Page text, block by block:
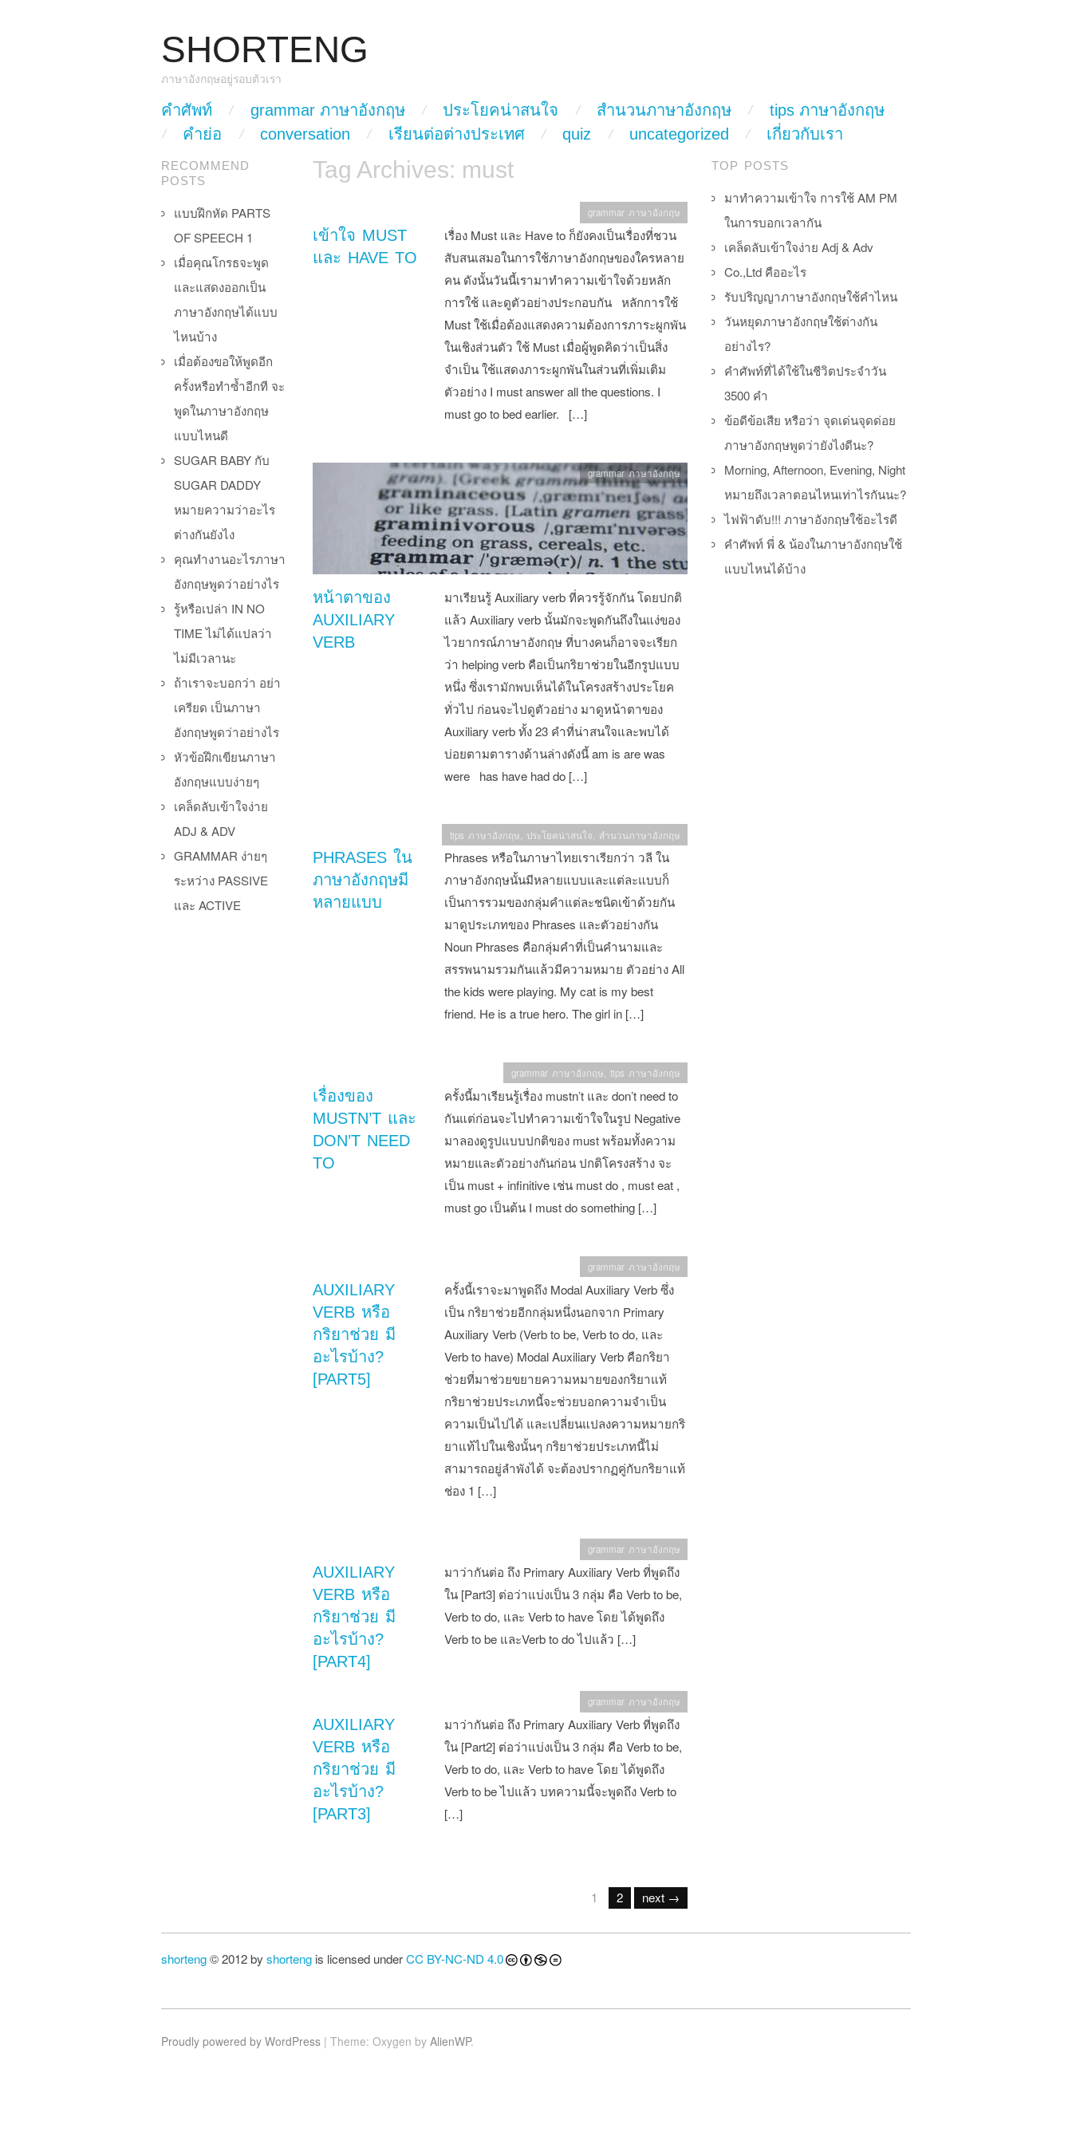
SHORTENG
ภาษาอังกฤษอยู่รอบตัวเรา
Main Menu
skip to content
คำศัพท์ grammar ภาษาอังกฤษ ประโยคน่าสนใจ สำนวนภาษาอังกฤษ
tips ภาษาอังกฤษ
คำย่อ
conversation เรียนต่อต่างประเทศ quiz uncategorized เกี่ยวกับเรา
Tag Archives: must
เข้าใจ MUST
และ HAVE TO
เรื่อง Must และ Have to ก็ยังคงเป็นเรื่องที่ชวน
สับสนเสมอในการใช้ภาษาอังกฤษของใครหลาย
คน ดังนั้นวันนี้เรามาทำความเข้าใจด้วยหลัก
การใช้ และดูตัวอย่างประกอบกัน หลักการใช้
Must ใช้เมื่อต้องแสดงความต้องการภาระผูกพัน
ในเชิงส่วนตัว ใช้ Must เมื่อผู้พูดคิดว่าเป็นสิ่ง
จำเป็น ใช้แสดงภาระผูกพันในส่วนที่เพิ่มเติม
ตัวอย่าง I must answer all the questions. I
must go to bed earlier. […]
grammar ภาษาอังกฤษ
หน้าตาของ
AUXILIARY
VERB
มาเรียนรู้ Auxiliary verb ที่ควรรู้จักกัน โดยปกติ
แล้ว Auxiliary verb นั้นมักจะพูดกันถึงในแง่ของ
ไวยากรณ์ภาษาอังกฤษ ที่บางคนก็อาจจะเรียก
ว่า helping verb คือเป็นกริยาช่วยในอีกรูปแบบ
หนึ่ง ซึ่งเรามักพบเห็นได้ในโครงสร้างประโยค
ทั่วไป ก่อนจะไปดูตัวอย่าง มาดูหน้าตาของ
Auxiliary verb ทั้ง 23 คำที่น่าสนใจและพบได้
บ่อยตามตารางด้านล่างดังนี้ am is are was
were has have had do […]
grammar ภาษาอังกฤษ
PHRASES ใน
ภาษาอังกฤษมี
หลายแบบ
Phrases หรือในภาษาไทยเราเรียกว่า วลี ใน
ภาษาอังกฤษนั้นมีหลายแบบและแต่ละแบบก็
เป็นการรวมของกลุ่มคำแต่ละชนิดเข้าด้วยกัน
มาดูประเภทของ Phrases และตัวอย่างกัน
Noun Phrases คือกลุ่มคำที่เป็นคำนามและ
สรรพนามรวมกันแล้วมีความหมาย ตัวอย่าง All
the kids were playing. My cat is my best
friend. He is a true hero. The girl in […]
tips ภาษาอังกฤษ ประโยคน่าสนใจ สำนวนภาษาอังกฤษ
เรื่องของ
MUSTN’T และ
DON’T NEED
TO
ครั้งนี้มาเรียนรู้เรื่อง mustn’t และ don’t need to
กันแต่ก่อนจะไปทำความเข้าใจในรูป Negative
มาลองดูรูปแบบปกติของ must พร้อมทั้งความ
หมายและตัวอย่างกันก่อน ปกติโครงสร้าง จะ
เป็น must + infinitive เช่น must do , must eat ,
must go เป็นต้น I must do something […]
grammar ภาษาอังกฤษ, tips ภาษาอังกฤษ
AUXILIARY
VERB หรือ
กริยาช่วย มี
อะไรบ้าง?
[PART5]
ครั้งนี้เราจะมาพูดถึง Modal Auxiliary Verb ซึ่ง
เป็น กริยาช่วยอีกกลุ่มหนึ่งนอกจาก Primary
Auxiliary Verb (Verb to be, Verb to do, และ
Verb to have) Modal Auxiliary Verb คือกริยา
ช่วยที่มาช่วยขยายความหมายของกริยาแท้
กริยาช่วยประเภทนี้จะช่วยบอกความจำเป็น
ความเป็นไปได้ และเปลี่ยนแปลงความหมายกริ
ยาแท้ไปในเชิงนั้นๆ กริยาช่วยประเภทนี้ไม่
สามารถอยู่ลำพังได้ จะต้องปรากฏคู่กับกริยาแท้
ช่อง 1 […]
grammar ภาษาอังกฤษ
AUXILIARY
VERB หรือ
กริยาช่วย มี
อะไรบ้าง?
[PART4]
มาว่ากันต่อ ถึง Primary Auxiliary Verb ที่พูดถึง
ใน [Part3] ต่อว่าแบ่งเป็น 3 กลุ่ม คือ Verb to be,
Verb to do, และ Verb to have โดย ได้พูดถึง
Verb to be และVerb to do ไปแล้ว […]
grammar ภาษาอังกฤษ
AUXILIARY
VERB หรือ
กริยาช่วย มี
อะไรบ้าง?
[PART3]
มาว่ากันต่อ ถึง Primary Auxiliary Verb ที่พูดถึง
ใน [Part2] ต่อว่าแบ่งเป็น 3 กลุ่ม คือ Verb to be,
Verb to do, และ Verb to have โดย ได้พูดถึง
Verb to be ไปแล้ว บทความนี้จะพูดถึง Verb to
[…]
grammar ภาษาอังกฤษ
1 2 next →
RECOMMEND
POSTS
แบบฝึกหัด PARTS
OF SPEECH 1
เมื่อคุณโกรธจะพูด
และแสดงออกเป็น
ภาษาอังกฤษได้แบบ
ไหนบ้าง
เมื่อต้องขอให้พูดอีก
ครั้งหรือทำซ้ำอีกที จะ
พูดในภาษาอังกฤษ
แบบไหนดี
SUGAR BABY กับ
SUGAR DADDY
หมายความว่าอะไร
ต่างกันยังไง
คุณทำงานอะไรภาษา
อังกฤษพูดว่าอย่างไร
รู้หรือเปล่า IN NO
TIME ไม่ได้แปลว่า
ไม่มีเวลานะ
ถ้าเราจะบอกว่า อย่า
เครียด เป็นภาษา
อังกฤษพูดว่าอย่างไร
หัวข้อฝึกเขียนภาษา
อังกฤษแบบง่ายๆ
เคล็ดลับเข้าใจง่าย
ADJ & ADV
GRAMMAR ง่ายๆ
ระหว่าง PASSIVE
และ ACTIVE
TOP POSTS
มาทำความเข้าใจ การใช้ AM PM
ในการบอกเวลากัน
เคล็ดลับเข้าใจง่าย Adj & Adv
Co.,Ltd คืออะไร
รับปริญญาภาษาอังกฤษใช้คำไหน
วันหยุดภาษาอังกฤษใช้ต่างกัน
อย่างไร?
คำศัพท์ที่ได้ใช้ในชีวิตประจำวัน
3500 คำ
ข้อดีข้อเสีย หรือว่า จุดเด่นจุดด่อย
ภาษาอังกฤษพูดว่ายังไงดีนะ?
Morning, Afternoon, Evening, Night
หมายถึงเวลาตอนไหนเท่าไรกันนะ?
ไฟฟ้าดับ!!! ภาษาอังกฤษใช้อะไรดี
คำศัพท์ พี่ & น้องในภาษาอังกฤษใช้
แบบไหนได้บ้าง
shorteng© 2012 by shorteng is licensed underCC BY-NC-ND 4.0
Proudly powered by WordPress | Theme: Oxygen by AlienWP.